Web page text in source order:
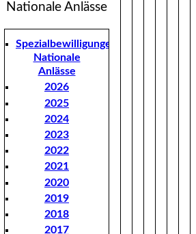
Nationale Anlässe
Spezialbewilligungen
Nationale
Anlässe
2026
2025
2024
2023
2022
2021
2020
2019
2018
2017